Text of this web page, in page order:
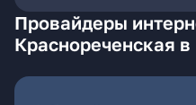
Провайдеры
Краснореченская